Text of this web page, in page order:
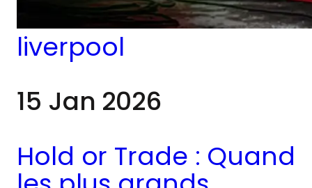
liverpool
15 Jan 2026
Hold or Trade : Quand